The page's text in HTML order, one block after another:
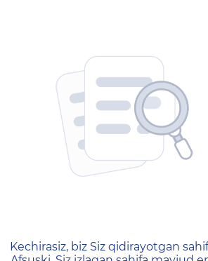
404 —
Kechirasiz, biz Siz qidirayotgan